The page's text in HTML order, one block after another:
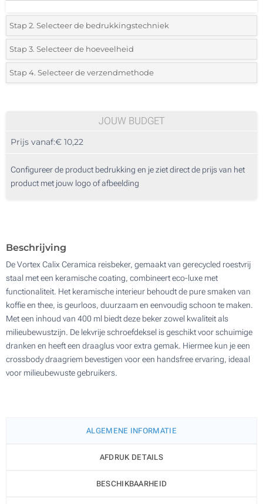
Stap 2. Selecteer de bedrukkingstechniek
*Selecteer de bedrukking en kleuren van het logo:
Lasergravering rondom (Rondom geprint)
Stap 3. Selecteer de hoeveelheid
*Selecteer uit de lijst of voeg het gewenste aantal in
10
50
Stap 4. Selecteer de verzendmethode
JOUW BUDGET
Prijs vanaf:€ 10,22
Configureer de product bedrukking en je ziet direct de prijs van het
product met jouw logo of afbeelding
Beschrijving
De Vortex Calix Ceramica reisbeker, gemaakt van gerecycled roestvrij
staal met een keramische coating, combineert eco-luxe met
functionaliteit. Het keramische interieur behoudt de pure smaken van
koffie en thee, is geurloos, duurzaam en eenvoudig schoon te maken.
Met een inhoud van 400 ml biedt deze beker zowel kwaliteit als
milieubewustzijn. De lekvrije schroefdeksel is geschikt voor schuimige
dranken en heeft een draaglus voor extra gemak. Hiermee kun je een
crossbody draagriem bevestigen voor een handsfree ervaring, ideaal
voor milieubewuste gebruikers.
ALGEMENE INFORMATIE
AFDRUK DETAILS
BESCHIKBAARHEID